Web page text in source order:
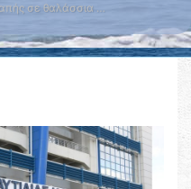
σε θαλάσσια …